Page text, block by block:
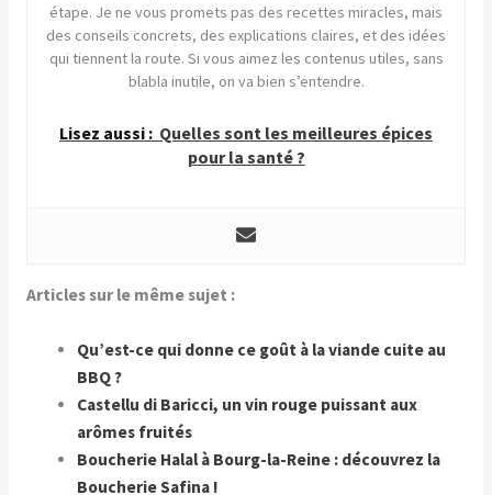
étape. Je ne vous promets pas des recettes miracles, mais
des conseils concrets, des explications claires, et des idées
qui tiennent la route. Si vous aimez les contenus utiles, sans
blabla inutile, on va bien s’entendre.
Lisez aussi : Quelles sont les meilleures épices
pour la santé ?
Articles sur le même sujet :
Qu’est-ce qui donne ce goût à la viande cuite au
BBQ ?
Castellu di Baricci, un vin rouge puissant aux
arômes fruités
Boucherie Halal à Bourg-la-Reine : découvrez la
Boucherie Safina !